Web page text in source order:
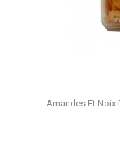
Amandes Et Noix